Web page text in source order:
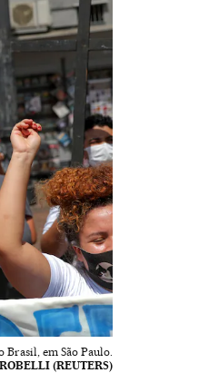
em São Paulo.
(REUTERS)